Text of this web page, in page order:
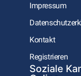
Impressum
Kontakt
Registrieren
Soziale